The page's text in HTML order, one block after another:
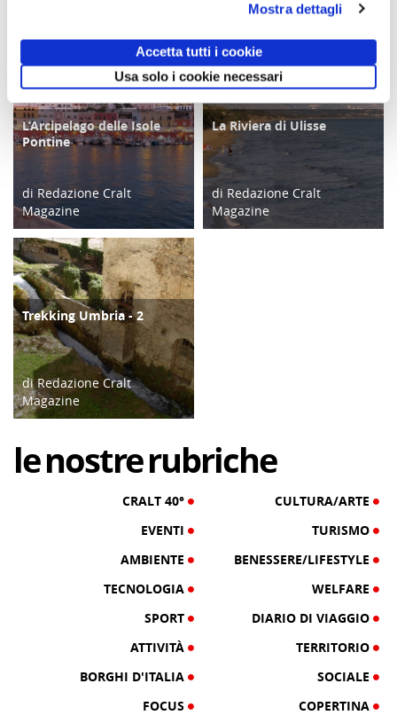
Mostra dettagli
Accetta tutti i cookie
Usa solo i cookie necessari
potrebbero interessarti
TURISMO
L’Arcipelago delle Isole
Pontine
di Redazione Cralt
Magazine
07/06/22
ATTIVITÀ
La Riviera di Ulisse
di Redazione Cralt
Magazine
ATTIVITÀ
Trekking Umbria - 2
di Redazione Cralt
Magazine
lenostrerubriche
CRALT 40°
CULTURA/ARTE
EVENTI
TURISMO
AMBIENTE
BENESSERE/LIFESTYLE
TECNOLOGIA
WELFARE
SPORT
DIARIO DI VIAGGIO
ATTIVITÀ
TERRITORIO
BORGHI D'ITALIA
SOCIALE
FOCUS
COPERTINA